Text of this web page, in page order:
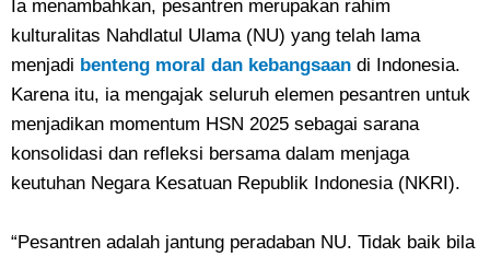
Ia menambahkan, pesantren merupakan rahim
kulturalitas Nahdlatul Ulama (NU) yang telah lama
menjadi benteng moral dan kebangsaan di Indonesia.
Karena itu, ia mengajak seluruh elemen pesantren untuk
menjadikan momentum HSN 2025 sebagai sarana
konsolidasi dan refleksi bersama dalam menjaga
keutuhan Negara Kesatuan Republik Indonesia (NKRI).
“Pesantren adalah jantung peradaban NU. Tidak baik bila